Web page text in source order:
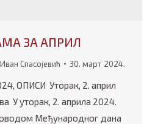
ЗА АПРИЛ
Иван Спасојевић 30. март 2024.
ОПИСИ Уторак, 2. април
У уторак, 2. априла 2024.
Међународног дана